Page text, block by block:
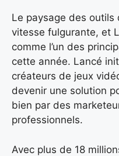
Le paysage des outils
vitesse fulgurante, et
comme l’un des
cette année. Lancé
créateurs de jeux
devenir une solution
bien par des
professionnels.
Avec plus de 18